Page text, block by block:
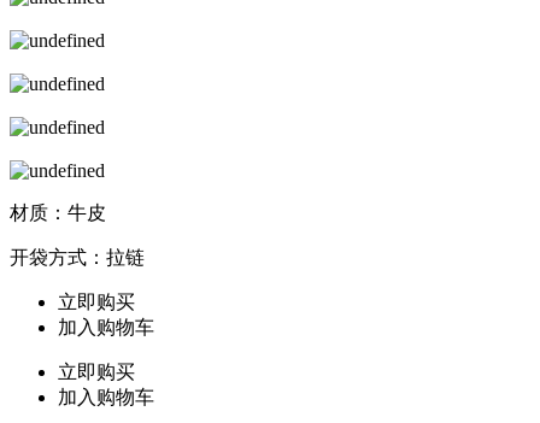
材质：牛皮
开袋方式：拉链
立即购买
加入购物车
立即购买
加入购物车